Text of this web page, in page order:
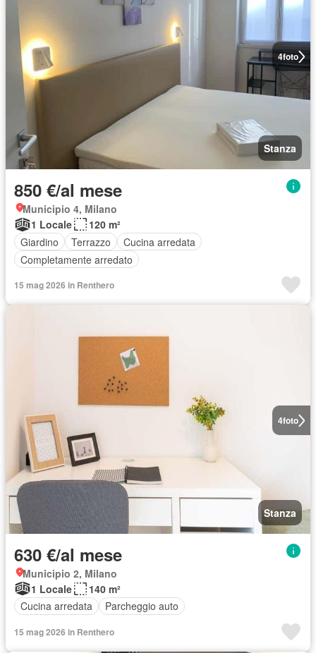
4foto
Stanza
850 €/al mese
Municipio 4, Milano
1 Locale
120 m²
Giardino
Terrazzo
Cucina arredata
Completamente arredato
15 mag 2026 in Renthero
4foto
Stanza
630 €/al mese
Municipio 2, Milano
1 Locale
140 m²
Cucina arredata
Parcheggio auto
15 mag 2026 in Renthero